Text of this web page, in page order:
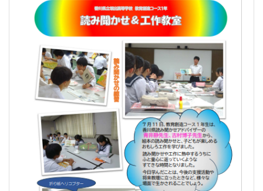
2025年9月9日 09時30分
070710●読み聞かせと工作教室(HP) .pdf